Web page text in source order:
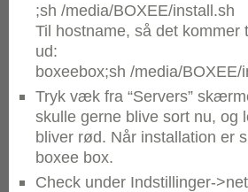
;sh /media/BOXEE/install.sh
Til hostname, så det kommer
ud:
boxeebox;sh /media/BOXEE/
Tryk væk fra “Servers”
skulle gerne blive sort nu, og
bliver rød. Når installation er
boxee box.
Check under Indstillinger-